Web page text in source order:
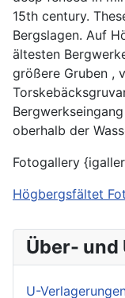
15th century.
Bergslagen. Auf
ältesten
größere Gruben ,
oberhalb der
Fotogallery
Högbergsfältet
Über- und
U-